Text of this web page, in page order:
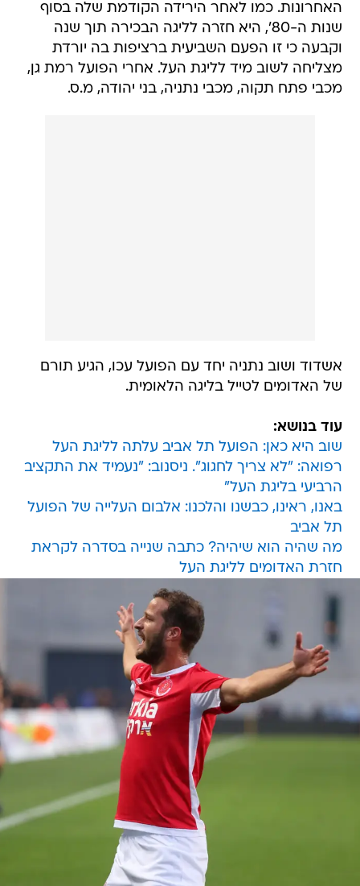
האחרונות. כמו לאחר הירידה הקודמת שלה בסוף
שנות ה-80', היא חזרה לליגה הבכירה תוך שנה
וקבעה כי זו הפעם השביעית ברציפות בה יורדת
מצליחה לשוב מיד לליגת העל. אחרי הפועל רמת גן,
מכבי פתח תקוה, מכבי נתניה, בני יהודה, מ.ס.
אשדוד ושוב נתניה יחד עם הפועל עכו, הגיע תורם
של האדומים לטייל בליגה הלאומית.
עוד בנושא:
שוב היא כאן: הפועל תל אביב עלתה לליגת העל
רפואה: "לא צריך לחגוג". ניסנוב: "נעמיד את התקציב
הרביעי בליגת העל"
באנו, ראינו, כבשנו והלכנו: אלבום העלייה של הפועל
תל אביב
מה שהיה הוא שיהיה? כתבה שנייה בסדרה לקראת
חזרת האדומים לליגת העל